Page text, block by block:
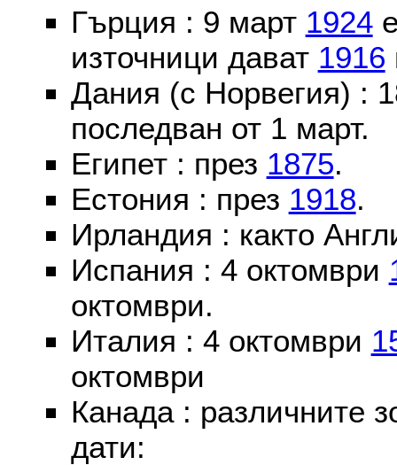
Гърция : 9 март 1924е
източници дават 1916
Дания (с Норвегия) :
последван от 1 март.
Египет : през 1875.
Естония : през 1918.
Ирландия : както
Испания : 4 октомври
октомври.
Италия : 4 октомври
октомври
Канада : различните
дати: